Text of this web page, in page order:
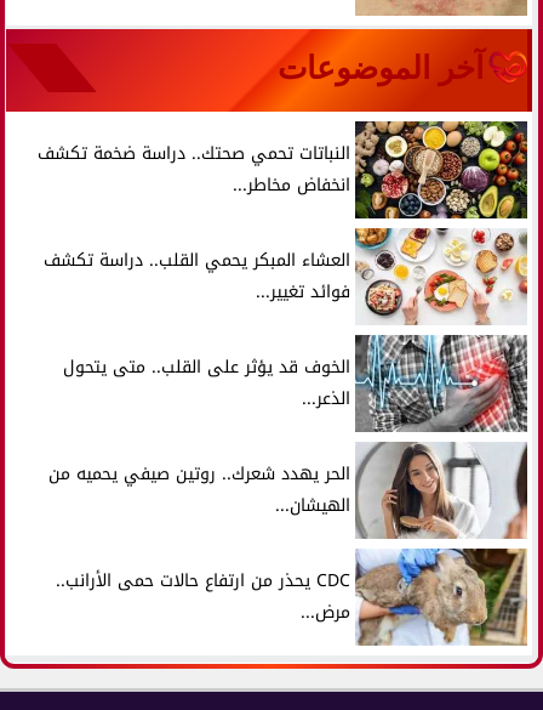
آخر الموضوعات
النباتات تحمي صحتك.. دراسة ضخمة تكشف
انخفاض مخاطر...
العشاء المبكر يحمي القلب.. دراسة تكشف
فوائد تغيير...
الخوف قد يؤثر على القلب.. متى يتحول
الذعر...
الحر يهدد شعرك.. روتين صيفي يحميه من
الهيشان...
CDC يحذر من ارتفاع حالات حمى الأرانب..
مرض...